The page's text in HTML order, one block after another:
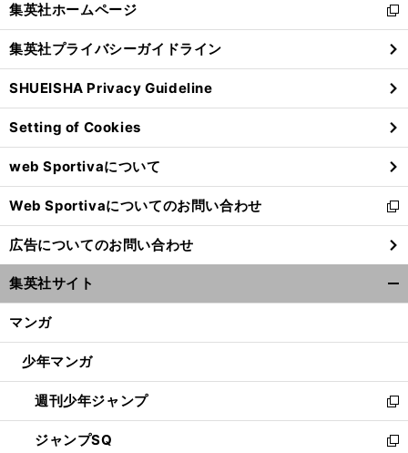
閉
る
集英社ホームページ
新
し
い
ウ
ィ
ン
ド
ウ
で
開
く
集英社プライバシーガイドライン
SHUEISHA Privacy Guideline
Setting of Cookies
web Sportivaについて
Web Sportivaについてのお問い合わせ
新
し
い
ウ
ィ
ン
ウ
開
く
広告についてのお問い合わせ
集英社サイト
マンガ
少年マンガ
週刊少年ジャンプ
新
し
い
ジャンプSQ
新